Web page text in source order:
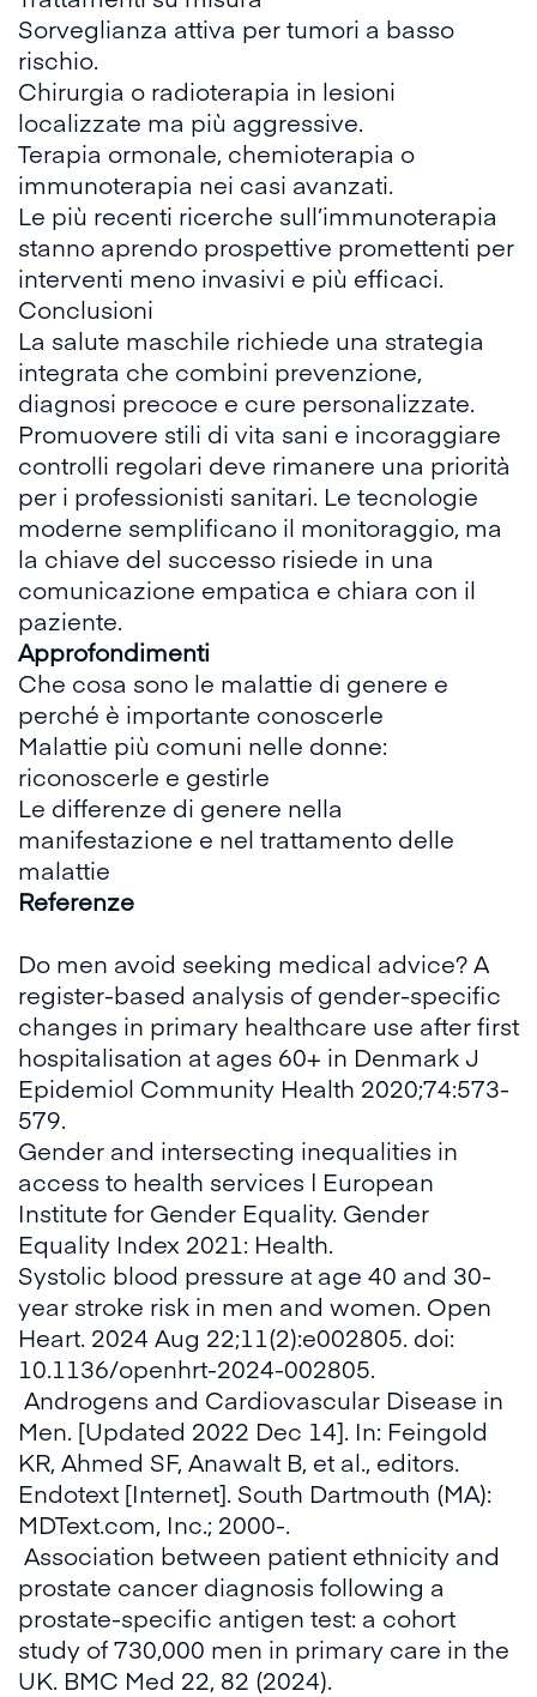
Sorveglianza attiva per tumori a basso
rischio.
Chirurgia o radioterapia in lesioni
localizzate ma più aggressive.
Terapia ormonale, chemioterapia o
immunoterapia nei casi avanzati.
Le più recenti ricerche sull’immunoterapia
stanno aprendo prospettive promettenti per
interventi meno invasivi e più efficaci.
Conclusioni
La salute maschile richiede una strategia
integrata che combini prevenzione,
diagnosi precoce e cure personalizzate.
Promuovere stili di vita sani e incoraggiare
controlli regolari deve rimanere una priorità
per i professionisti sanitari. Le tecnologie
moderne semplificano il monitoraggio, ma
la chiave del successo risiede in una
comunicazione empatica e chiara con il
paziente.
Approfondimenti
Che cosa sono le malattie di genere e
perché è importante conoscerle
Malattie più comuni nelle donne:
riconoscerle e gestirle
Le differenze di genere nella
manifestazione e nel trattamento delle
malattie
Referenze
Do men avoid seeking medical advice? A
register-based analysis of gender-specific
changes in primary healthcare use after first
hospitalisation at ages 60+ in Denmark J
Epidemiol Community Health 2020;74:573-
579.
Gender and intersecting inequalities in
access to health services | European
Institute for Gender Equality. Gender
Equality Index 2021: Health.
Systolic blood pressure at age 40 and 30-
year stroke risk in men and women. Open
Heart. 2024 Aug 22;11(2):e002805. doi:
10.1136/openhrt-2024-002805.
Androgens and Cardiovascular Disease in
Men. [Updated 2022 Dec 14]. In: Feingold
KR, Ahmed SF, Anawalt B, et al., editors.
Endotext [Internet]. South Dartmouth (MA):
MDText.com, Inc.; 2000-.
Association between patient ethnicity and
prostate cancer diagnosis following a
prostate-specific antigen test: a cohort
study of 730,000 men in primary care in the
UK. BMC Med 22, 82 (2024).